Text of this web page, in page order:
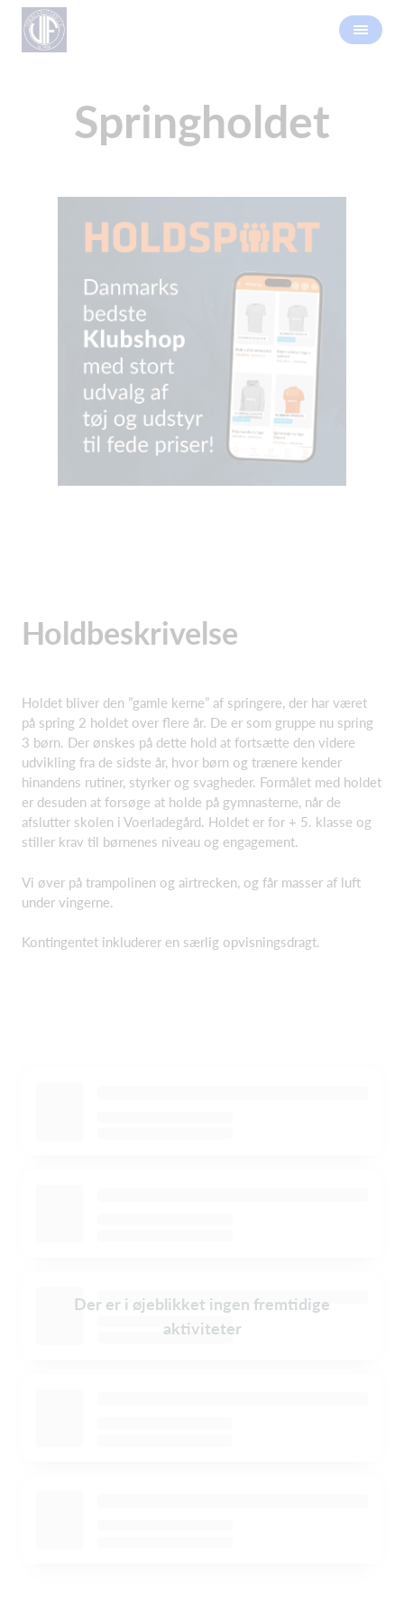
Springholdet
Holdbeskrivelse
Holdet bliver den ”gamle kerne” af springere, der har været
på spring 2 holdet over flere år. De er som gruppe nu spring
3 børn. Der ønskes på dette hold at fortsætte den videre
udvikling fra de sidste år, hvor børn og trænere kender
hinandens rutiner, styrker og svagheder. Formålet med holdet
er desuden at forsøge at holde på gymnasterne, når de
afslutter skolen i Voerladegård. Holdet er for + 5. klasse og
stiller krav til børnenes niveau og engagement.
Vi øver på trampolinen og airtrecken, og får masser af luft
under vingerne.
Kontingentet inkluderer en særlig opvisningsdragt.
Der er i øjeblikket ingen fremtidige
aktiviteter